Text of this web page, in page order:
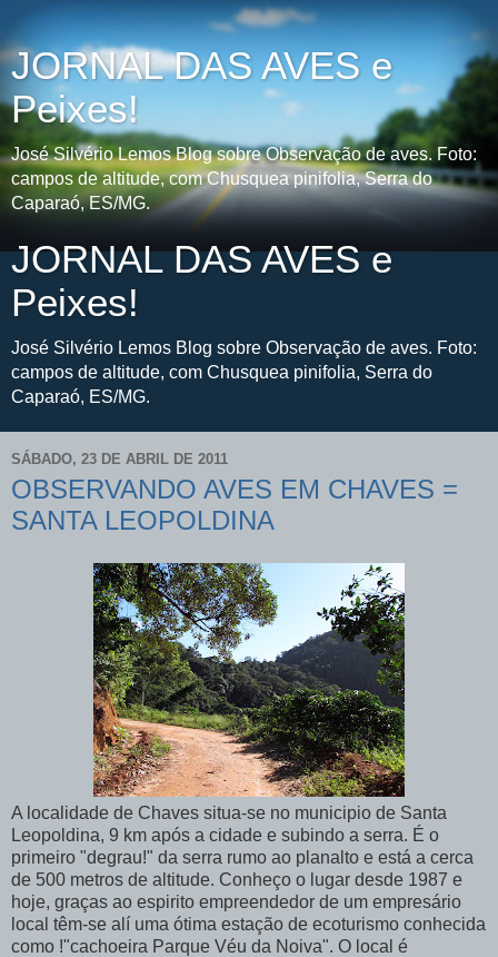
JORNAL DAS AVES e
Peixes!
José Silvério Lemos Blog sobre Observação de aves. Foto:
campos de altitude, com Chusquea pinifolia, Serra do
Caparaó, ES/MG.
JORNAL DAS AVES e
Peixes!
José Silvério Lemos Blog sobre Observação de aves. Foto:
campos de altitude, com Chusquea pinifolia, Serra do
Caparaó, ES/MG.
SÁBADO, 23 DE ABRIL DE 2011
OBSERVANDO AVES EM CHAVES =
SANTA LEOPOLDINA
A localidade de Chaves situa-se no municipio de Santa
Leopoldina, 9 km após a cidade e subindo a serra. É o
primeiro "degrau!" da serra rumo ao planalto e está a cerca
de 500 metros de altitude. Conheço o lugar desde 1987 e
hoje, graças ao espirito empreendedor de um empresário
local têm-se alí uma ótima estação de ecoturismo conhecida
como !"cachoeira Parque Véu da Noiva". O local é